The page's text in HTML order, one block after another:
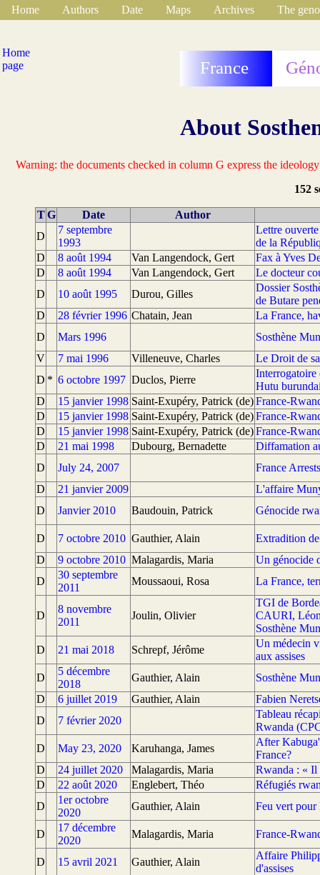
Home Authors Date Maps Archives The
Home
page
France
About
Warning: the documents checked in column G express the
152
T G Date
Author
D
7 septembre
1993
Lettre
de la
D
8 août 1994 Van Langendock, Gert
Fax à Yves
D
8 août 1994 Van Langendock, Gert
Le docteur
D
10 août 1995 Durou, Gilles
Dossier
de Butare
D
28 février 1996 Chatain, Jean
La France,
D
Mars 1996
Sosthène
V
7 mai 1996 Villeneuve, Charles
Le Droit de
D * 6 octobre 1997 Duclos, Pierre
Interrogatoire
Hutu
D
15 janvier 1998 Saint-Exupéry, Patrick (de)France-
D
15 janvier 1998 Saint-Exupéry, Patrick (de)France-
D
15 janvier 1998 Saint-Exupéry, Patrick (de)France-
D
21 mai 1998 Dubourg, Bernadette
Diffamation
D
July 24, 2007
France
D
21 janvier 2009
L'affaire
D
Janvier 2010 Baudouin, Patrick Génocide
D 7 octobre 2010 Gauthier, Alain
Extradition
D
9 octobre 2010 Malagardis, Maria
Un génocide
D
30 septembre
2011
Moussaoui, Rosa La France,
D
8 novembre
2011
Joulin, Olivier
TGI de
CAURI,
Sosthène
D
21 mai 2018 Schrepf, Jérôme
Un médecin
aux assises
D
5 décembre
2018
Gauthier, Alain
Sosthène
D
6 juillet 2019 Gauthier, Alain
Fabien
D
7 février 2020
Tableau
Rwanda
D
May 23, 2020 Karuhanga, James
After
France?
D
24 juillet 2020 Malagardis, Maria
Rwanda : « Il
D
22 août 2020 Englebert, Théo
Réfugiés
D
1er octobre
2020
Gauthier, Alain Feu vert pour
D
17 décembre
2020
Malagardis, Maria France-
D 15 avril 2021 Gauthier, Alain
Affaire
d'assises